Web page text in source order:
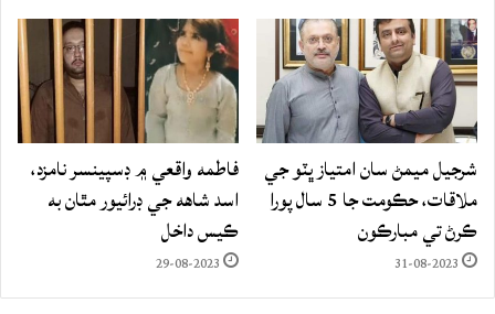
شرجيل ميمڻ سان امتياز ڀٽو جي
ملاقات، حڪومت جا 5 سال پورا
ڪرڻ تي مبارڪون
31-08-2023
فاطمه واقعي ۾ ڊسپينسر نامزد،
اسد شاهه جي ڊرائيور مٿان به
ڪيس داخل
29-08-2023